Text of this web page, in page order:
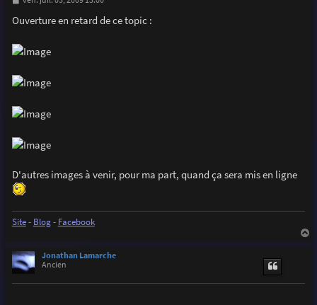
s
s
g
e
Ouverture en retard de ce topic :
D'autres images à venir, pour ma part, quand ça sera mis en ligne
Site- Blog- Facebook
Jonathan Lamarche
Ancien